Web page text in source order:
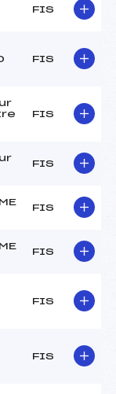
FIS
FIS
FIS
FIS
FIS
FIS
FIS
FIS